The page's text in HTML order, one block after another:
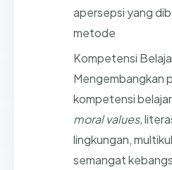
apersepsi yang
metode
Kompetensi
Mengembangkan
kompetensi
moral values,
lingkungan,
semangat